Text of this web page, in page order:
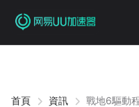
首頁 資訊 戰地6驅動